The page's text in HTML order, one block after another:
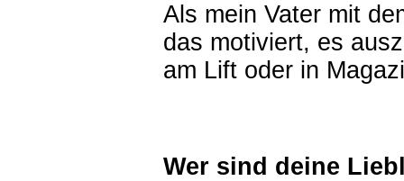
Als mein Vater mit
das motiviert, es
am Lift oder in
Wer sind deine